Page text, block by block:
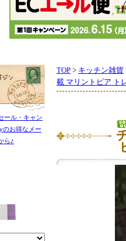
TOP > キッチン雑貨
載 マリントピア ト
ール・キャン
のお得なメー
ら♪